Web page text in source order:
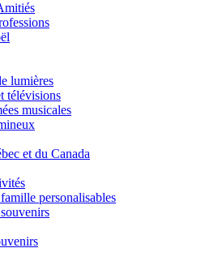
lumières
télévisions
musicales
et du Canada
personalisables